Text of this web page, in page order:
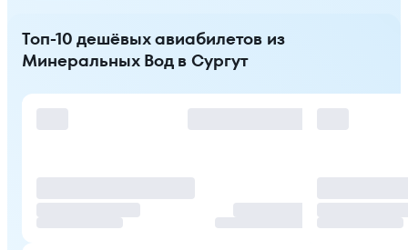
Топ-10 дешёвых авиабилетов из
Минеральных Вод в Сургут